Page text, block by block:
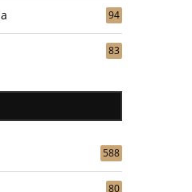
94
83
588
80